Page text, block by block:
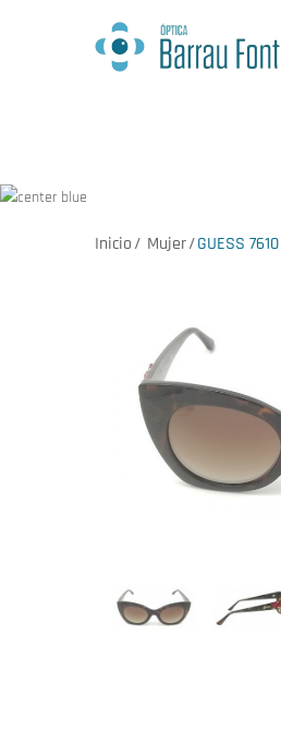
Inicio Mujer GUESS 7610